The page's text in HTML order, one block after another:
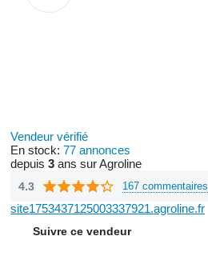
Vendeur vérifié
En stock: 77 annonces
depuis 3 ans sur Agroline
4.3 167 commentaires
site1753437125003337921.agroline.fr
Suivre ce vendeur